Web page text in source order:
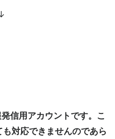
信用アカウントです。こ
対応できませんのであら